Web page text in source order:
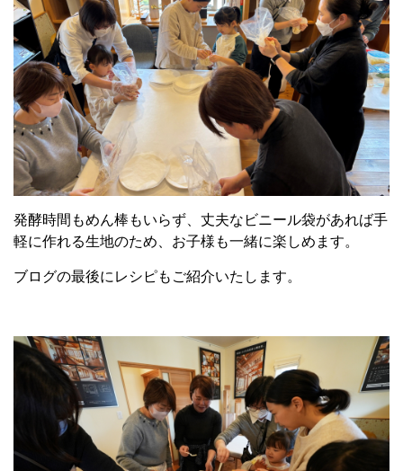
発酵時間もめん棒もいらず、丈夫なビニール袋があれば手
軽に作れる生地のため、お子様も一緒に楽しめます。
ブログの最後にレシピもご紹介いたします。